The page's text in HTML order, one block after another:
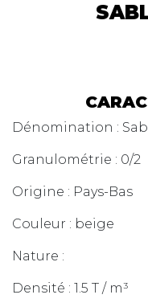
Dénomination :
Granulométrie : 0/2
Origine : Pays-Bas
Couleur : beige
Nature :
Densité : 1.5 T / m³